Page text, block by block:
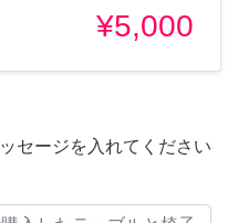
¥5,000
セージを入れてください